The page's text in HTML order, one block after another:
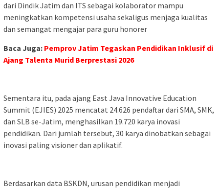
dari Dindik Jatim dan ITS sebagai kolaborator mampu
meningkatkan kompetensi usaha sekaligus menjaga kualitas
dan semangat mengajar para guru honorer
Baca Juga: Pemprov Jatim Tegaskan Pendidikan Inklusif di
Ajang Talenta Murid Berprestasi 2026
Sementara itu, pada ajang East Java Innovative Education
Summit (EJIES) 2025 mencatat 24.626 pendaftar dari SMA, SMK,
dan SLB se-Jatim, menghasilkan 19.720 karya inovasi
pendidikan. Dari jumlah tersebut, 30 karya dinobatkan sebagai
inovasi paling visioner dan aplikatif.
Berdasarkan data BSKDN, urusan pendidikan menjadi